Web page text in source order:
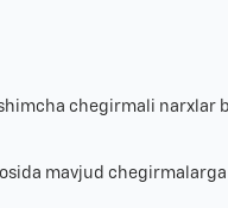
chegirmali
mavjud